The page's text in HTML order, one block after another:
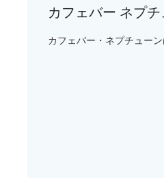
カフェバー ネプ
カフェバー・ネプチュー